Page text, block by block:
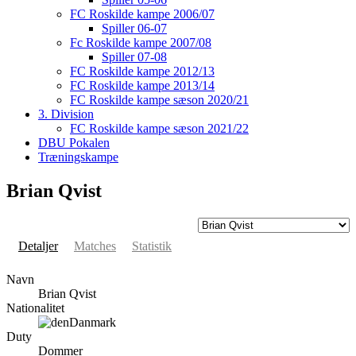
FC Roskilde kampe 2006/07
Spiller 06-07
Fc Roskilde kampe 2007/08
Spiller 07-08
FC Roskilde kampe 2012/13
FC Roskilde kampe 2013/14
FC Roskilde kampe sæson 2020/21
3. Division
FC Roskilde kampe sæson 2021/22
DBU Pokalen
Træningskampe
Brian Qvist
Detaljer Matches Statistik
Navn
Brian Qvist
Nationalitet
Danmark
Duty
Dommer